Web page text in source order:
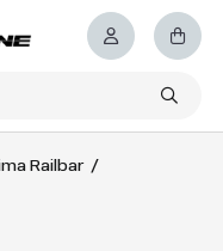
Railbar